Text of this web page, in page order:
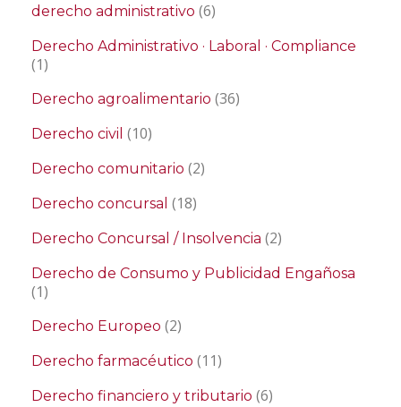
derecho administrativo (6)
Derecho Administrativo · Laboral · Compliance
(1)
Derecho agroalimentario (36)
Derecho civil (10)
Derecho comunitario (2)
Derecho concursal (18)
Derecho Concursal / Insolvencia (2)
Derecho de Consumo y Publicidad Engañosa
(1)
Derecho Europeo (2)
Derecho farmacéutico (11)
Derecho financiero y tributario (6)